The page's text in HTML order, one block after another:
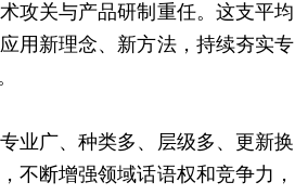
攻关与产品研制重任。这支平均
用新理念、新方法，持续夯实专
业广、种类多、层级多、更新换
不断增强领域话语权和竞争力，